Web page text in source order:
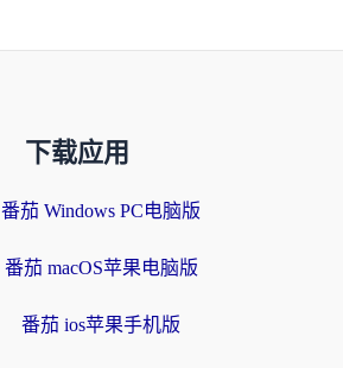
下载应用
番茄 Windows PC电脑版
番茄 macOS苹果电脑版
番茄 ios苹果手机版